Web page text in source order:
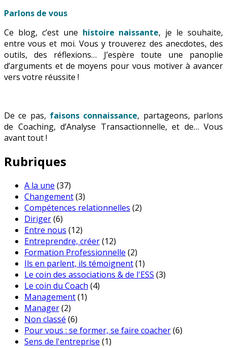
Parlons de vous
Ce blog, c’est une histoire naissante, je le souhaite,
entre vous et moi. Vous y trouverez des anecdotes, des
outils, des réflexions… J’espère toute une panoplie
d’arguments et de moyens pour vous motiver à avancer
vers votre réussite !
De ce pas, faisons connaissance, partageons, parlons
de Coaching, d’Analyse Transactionnelle, et de… Vous
avant tout !
Rubriques
A la une (37)
Changement(3)
Compétences relationnelles (2)
Diriger(6)
Entre nous (12)
Entreprendre, créer(12)
Formation Professionnelle (2)
Ils en parlent, ils témoignent(1)
Le coin des associations & de l'ESS (3)
Le coin du Coach (4)
Management(1)
Manager(2)
Non classé (6)
Pour vous : se former, se faire coacher(6)
Sens de l'entreprise (1)